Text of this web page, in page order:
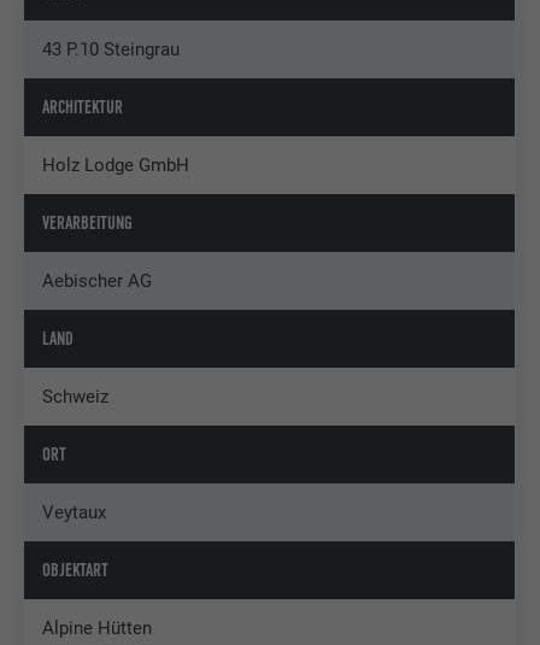
43 P.10 Steingrau
ARCHITEKTUR
Holz Lodge GmbH
VERARBEITUNG
Aebischer AG
LAND
Schweiz
ORT
Veytaux
OBJEKTART
Alpine Hütten